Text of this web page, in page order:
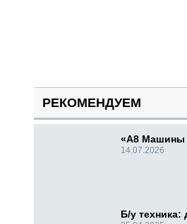
РЕКОМЕНДУЕМ
«А8 Машины
14.07.2026
Б/у техника: